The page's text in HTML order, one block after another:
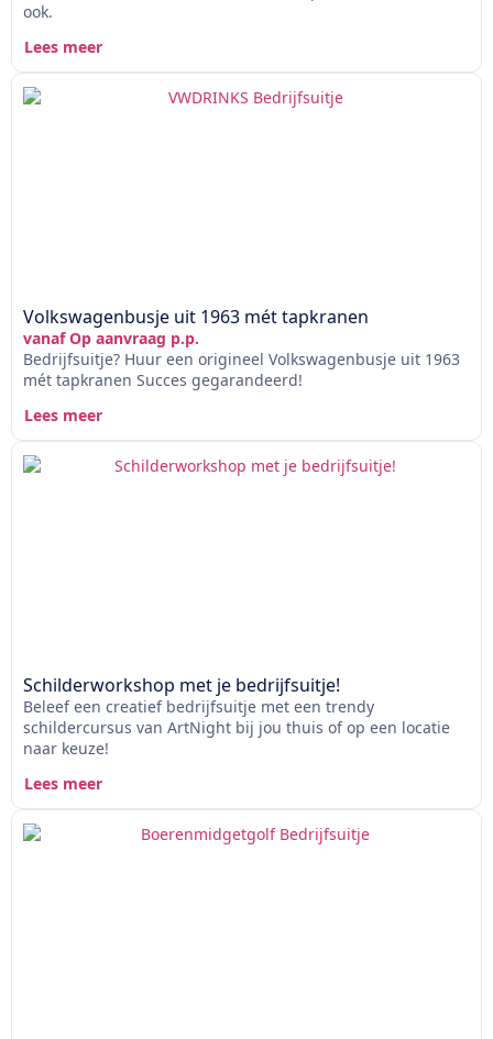
ook.
Lees meer
Volkswagenbusje uit 1963 mét tapkranen
vanaf Op aanvraag p.p.
Bedrijfsuitje? Huur een origineel Volkswagenbusje uit 1963
mét tapkranen Succes gegarandeerd!
Lees meer
Schilderworkshop met je bedrijfsuitje!
Beleef een creatief bedrijfsuitje met een trendy
schildercursus van ArtNight bij jou thuis of op een locatie
naar keuze!
Lees meer